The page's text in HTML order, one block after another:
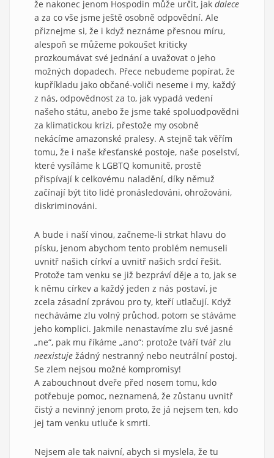
že nakonec jenom Hospodin může určit, jak dalece
a za co vše jsme ještě osobně odpovědní. Ale
přiznejme si, že i když neznáme přesnou míru,
alespoň se můžeme pokoušet kriticky
prozkoumávat své jednání a uvažovat o jeho
možných dopadech. Přece nebudeme popírat, že
kupříkladu jako občané-voliči neseme i my, každý
z nás, odpovědnost za to, jak vypadá vedení
našeho státu, anebo že jsme také spoluodpovědni
za klimatickou krizi, přestože my osobně
nekácíme amazonské pralesy. A stejně tak věřím
tomu, že i naše křesťanské postoje, naše poselství,
které vysíláme k LGBTQ komunitě, prostě
přispívají k celkovému naladění, díky němuž
začínají být tito lidé pronásledováni, ohrožováni,
diskriminováni.
A bude i naší vinou, začneme-li strkat hlavu do
písku, jenom abychom tento problém nemuseli
uvnitř našich církví a uvnitř našich srdcí řešit.
Protože tam venku se již bezpráví děje a to, jak se
k němu církev a každý jeden z nás postaví, je
zcela zásadní zprávou pro ty, kteří utlačují. Když
necháváme zlu volný průchod, potom se stáváme
jeho komplici. Jakmile nenastavíme zlu své jasné
„ne“, pak mu říkáme „ano“: protože tváří tvář zlu
neexistuje žádný nestranný nebo neutrální postoj.
Se zlem nejsou možné kompromisy!
A zabouchnout dveře před nosem tomu, kdo
potřebuje pomoc, neznamená, že zůstanu uvnitř
čistý a nevinný jenom proto, že já nejsem ten, kdo
jej tam venku utluče k smrti.
Nejsem ale tak naivní, abych si myslela, že tu